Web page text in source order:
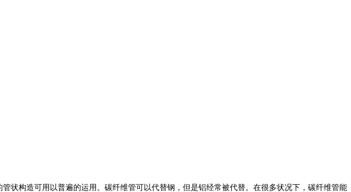
状构造可用以普遍的运用。碳纤维管可以代替钢，但是铝经常被代替。在很多状况下，碳纤维管能